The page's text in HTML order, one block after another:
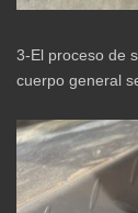
3-El proceso de
cuerpo general